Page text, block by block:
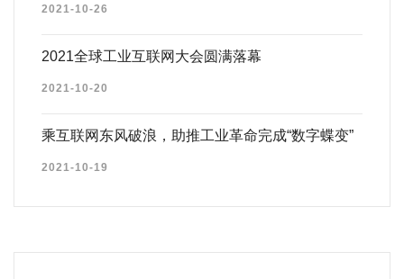
2021-10-26
2021全球工业互联网大会圆满落幕
2021-10-20
乘互联网东风破浪，助推工业革命完成“数字蝶变”
2021-10-19